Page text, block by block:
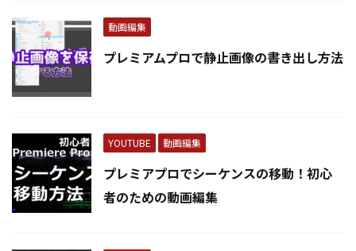
動画編集
プレミアムプロで静止画像の書き出し方法
YOUTUBE 動画編集
プレミアプロでシーケンスの移動！初心
者のための動画編集